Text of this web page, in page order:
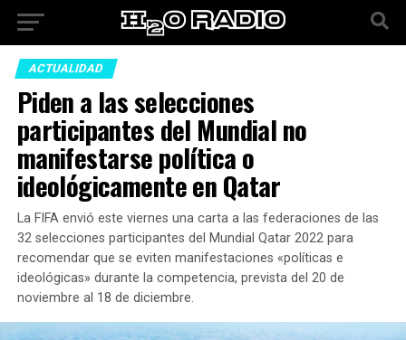
ACTUALIDAD
Piden a las selecciones
participantes del Mundial no
manifestarse política o
ideológicamente en Qatar
La FIFA envió este viernes una carta a las federaciones de las
32 selecciones participantes del Mundial Qatar 2022 para
recomendar que se eviten manifestaciones «políticas e
ideológicas» durante la competencia, prevista del 20 de
noviembre al 18 de diciembre.